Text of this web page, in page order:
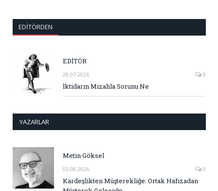
EDITÖRDEN
EDİTÖR
28.07.2026 0
İktidarın Mizahla Sorunu Ne
YAZARLAR
Metin Göksel
03.08.2026 0
Kardeşlikten Müşterekliğe: Ortak Hafızadan